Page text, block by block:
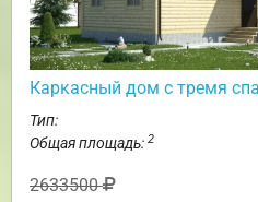
Каркасный дом с тремя
Тип:
Общая площадь: 2
2633500